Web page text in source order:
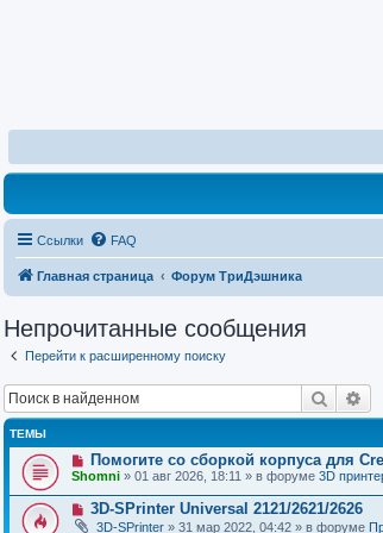
Ссылки FAQ
Главная страница Форум ТриДэшника
Непрочитанные сообщения
Перейти к расширенному поиску
Поиск
ТЕМЫ
Н
о
в
о
е
с
Помогите со сборкой корпуса для
Shomni » 01 авг 2026, 18:11 » в форуме 3D
Н3D-SPrinter Universal 2121/2621/2626
3D-SPrinter » 31 мар 2022, 04:42 » в форуме